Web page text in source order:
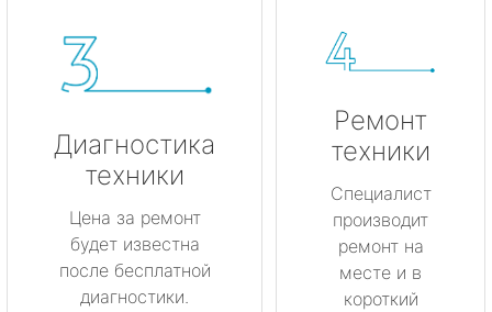
Диагностика
техники
Цена за ремонт
будет известна
после бесплатной
диагностики.
Ремонт
техники
Специалист
производит
ремонт на
месте и в
короткий